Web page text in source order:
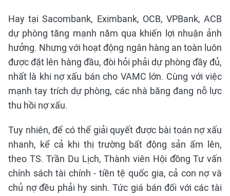
Hay tại Sacombank, Eximbank, OCB, VPBank, ACB
dự phòng tăng mạnh năm qua khiến lợi nhuận ảnh
hưởng. Nhưng với hoạt động ngân hàng an toàn luôn
được đặt lên hàng đầu, đòi hỏi phải dự phòng đầy đủ,
nhất là khi nợ xấu bán cho VAMC lớn. Cùng với việc
mạnh tay trích dự phòng, các nhà băng đang nỗ lực
thu hồi nợ xấu.
Tuy nhiên, để có thể giải quyết được bài toán nợ xấu
nhanh, kể cả khi thị trường bất động sản ấm lên,
theo TS. Trần Du Lịch, Thành viên Hội đồng Tư vấn
chính sách tài chính - tiền tệ quốc gia, cả con nợ và
chủ nợ đều phải hy sinh. Tức giá bán đối với các tài